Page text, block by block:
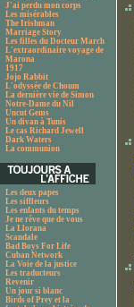
J'ai perdu mon corps
Les misérables
The Irishman
Marriage Story
Les filles du Docteur March
L'extraordinaire voyage de
Marona
1917
Jojo Rabbit
L'odyssée de Choum
La dernière vie de Simon
Notre-Dame du Nil
Uncut Gems
Un divan à Tunis
Le cas Richard Jewell
Dark Waters
La communion
Les deux papes
Les siffleurs
Les enfants du temps
Je ne rêve que de vous
La Llorana
Scandale
Bad Boys For Life
Cuban Network
La Voie de la justice
Les traducteurs
Revenir
Un jour si blanc
Birds of Prey et la